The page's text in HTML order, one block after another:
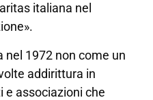
italiana nel
nel 1972 non come un
addirittura in
e associazioni che